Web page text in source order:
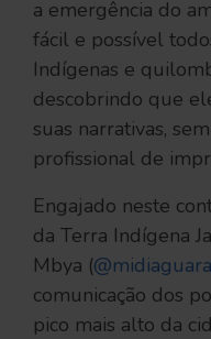
a emergência do
fácil e possível
Indígenas e
descobrindo que
suas narrativas,
profissional de
Engajado neste
da Terra Indígena
Mbya (
comunicação dos
pico mais alto da